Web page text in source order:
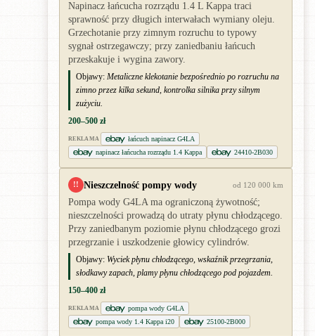
Napinacz łańcucha rozrządu 1.4 L Kappa traci
sprawność przy długich interwałach wymiany oleju.
Grzechotanie przy zimnym rozruchu to typowy
sygnał ostrzegawczy; przy zaniedbaniu łańcuch
przeskakuje i wygina zawory.
Objawy: Metaliczne klekotanie bezpośrednio po rozruchu na
zimno przez kilka sekund, kontrolka silnika przy silnym
zużyciu.
200–500 zł
REKLAMA
łańcuch napinacz G4LA
napinacz łańcucha rozrządu 1.4 Kappa
24410-2B030
!! Nieszczelność pompy wody od 120 000 km
Pompa wody G4LA ma ograniczoną żywotność;
nieszczelności prowadzą do utraty płynu chłodzącego.
Przy zaniedbanym poziomie płynu chłodzącego grozi
przegrzanie i uszkodzenie głowicy cylindrów.
Objawy: Wyciek płynu chłodzącego, wskaźnik przegrzania,
słodkawy zapach, plamy płynu chłodzącego pod pojazdem.
150–400 zł
REKLAMA
pompa wody G4LA
pompa wody 1.4 Kappa i20
25100-2B000